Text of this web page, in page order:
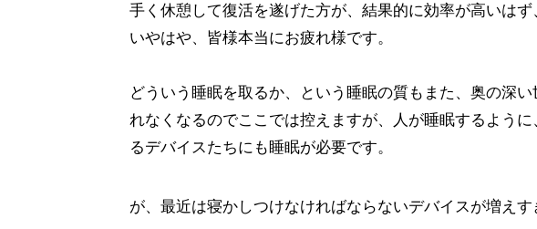
手く休憩して復活を遂げた方が、結果的に効率が高いはず
いやはや、皆様本当にお疲れ様です。
どういう睡眠を取るか、という睡眠の質もまた、奥の深
れなくなるのでここでは控えますが、人が睡眠するよう
るデバイスたちにも睡眠が必要です。
が、最近は寝かしつけなければならないデバイスが増えす